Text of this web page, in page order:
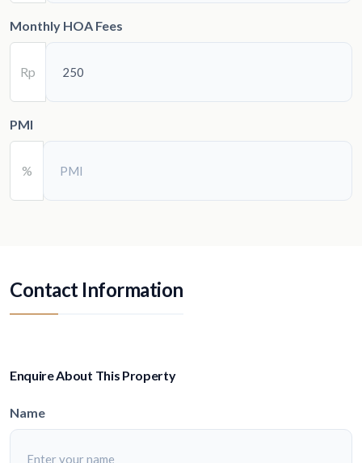
Monthly HOA Fees
Rp
PMI
%
Contact Information
Enquire About This Property
Name